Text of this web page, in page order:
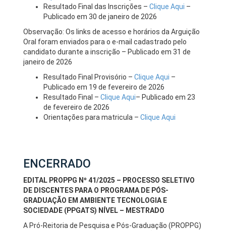
Resultado Final das Inscrições – Clique Aqui –
Publicado em 30 de janeiro de 2026
Observação: Os links de acesso e horários da Arguição
Oral foram enviados para o e-mail cadastrado pelo
candidato durante a inscrição – Publicado em 31 de
janeiro de 2026
Resultado Final Provisório – Clique Aqui –
Publicado em 19 de fevereiro de 2026
Resultado Final – Clique Aqui– Publicado em 23
de fevereiro de 2026
Orientações para matricula – Clique Aqui
ENCERRADO
EDITAL PROPPG Nº 41/2025 – PROCESSO SELETIVO
DE DISCENTES PARA O PROGRAMA DE PÓS-
GRADUAÇÃO EM AMBIENTE TECNOLOGIA E
SOCIEDADE (PPGATS) NÍVEL – MESTRADO
A Pró-Reitoria de Pesquisa e Pós-Graduação (PROPPG)